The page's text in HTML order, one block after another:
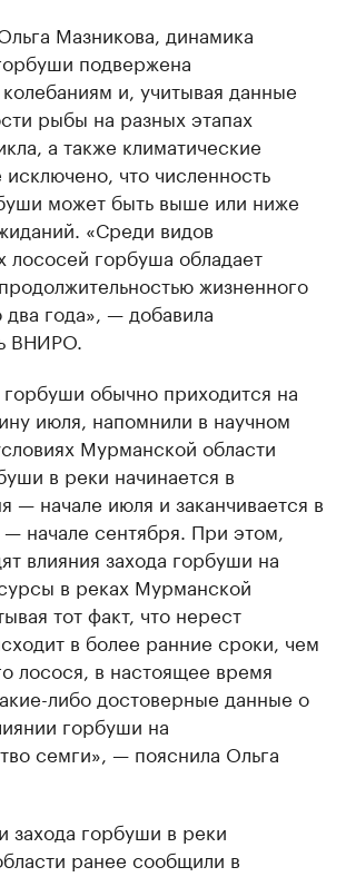
Мазникова, динамика
подвержена
и, учитывая данные
рыбы на разных этапах
а также климатические
что численность
может быть выше или ниже
«Среди видов
лососей горбуша обладает
жизненного
года», — добавила
ВНИРО.
обычно приходится на
июля, напомнили в научном
Мурманской области
в реки начинается в
— начале июля и заканчивается в
— начале сентября. При этом,
влияния захода горбуши на
в реках Мурманской
тот факт, что нерест
в более ранние сроки, чем
лосося, в настоящее время
либо достоверные данные о
горбуши на
семги», — пояснила Ольга
захода горбуши в реки
ранее сообщили в